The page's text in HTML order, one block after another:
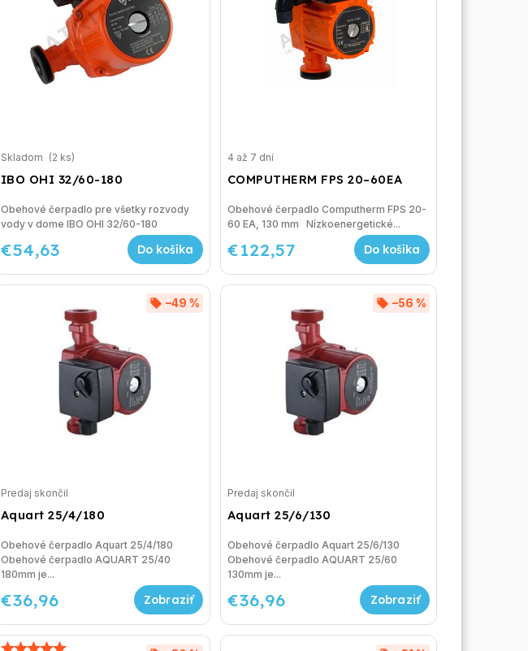
IBO OHI 32/60-180
Skladom (2 ks)
€54,63 Do košíka
Obehové čerpadlo pre všetky rozvody
vody v dome IBO OHI 32/60-180
COMPUTHERM FPS 20–60EA
4 až 7 dní
€122,57 Do košíka
Obehové čerpadlo Computherm FPS 20-
60 EA, 130 mm Nízkoenergetické...
Aquart 25/4/180
–49 %
Predaj skončil
€36,96
Obehové čerpadlo Aquart 25/4/180
Obehové čerpadlo AQUART 25/40
180mm je...
Aquart 25/6/130
–56 %
Predaj skončil
€36,96
Obehové čerpadlo Aquart 25/6/130
Obehové čerpadlo AQUART 25/60
130mm je...